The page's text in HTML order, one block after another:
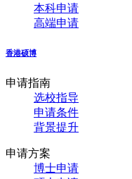
本科申请
高端申请
香港硕博
申请指南
选校指导
申请条件
背景提升
申请方案
博士申请